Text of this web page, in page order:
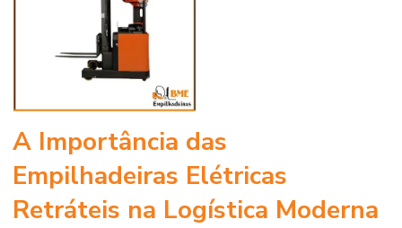
A Importância das
Empilhadeiras Elétricas
Retráteis na Logística Moderna